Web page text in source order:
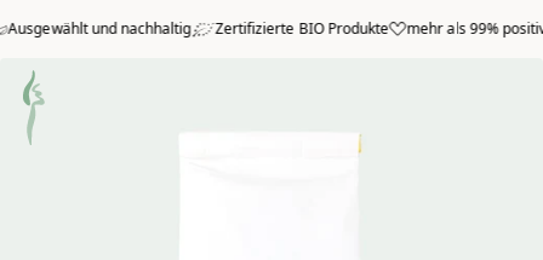
und nachhaltig Zertifizierte BIO Produkte mehr als 99% positive